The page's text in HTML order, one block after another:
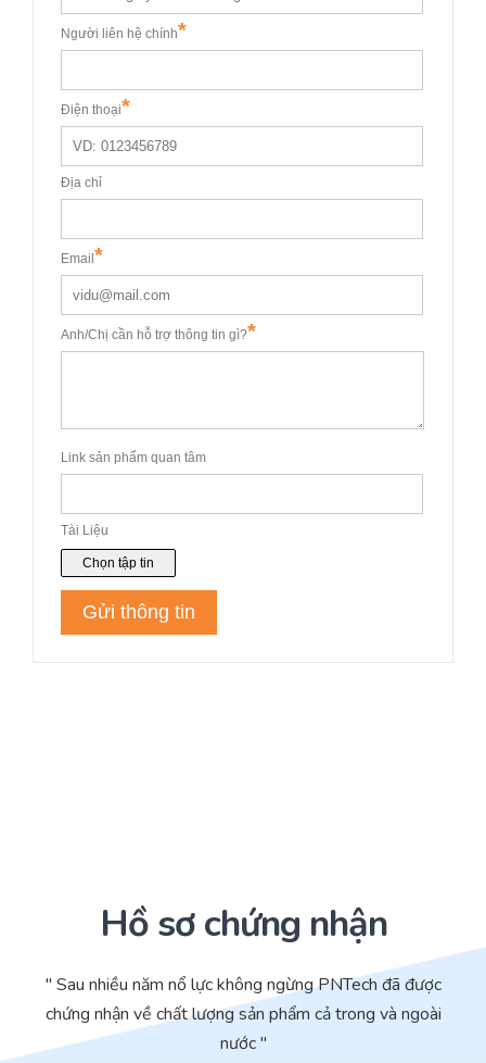
Hồ sơ chứng nhận
" Sau nhiều năm nổ lực không ngừng PNTech đã được
chứng nhận về chất lượng sản phẩm cả trong và ngoài
nước "